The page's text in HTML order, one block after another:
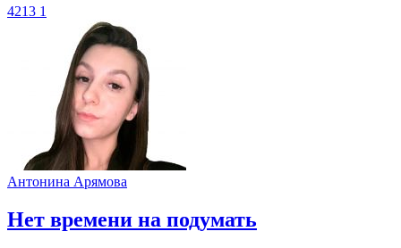
4213 1
Антонина Арямова
​Нет времени на подумать